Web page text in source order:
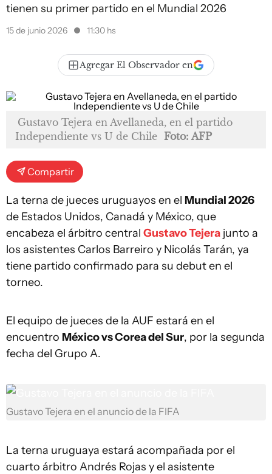
tienen su primer partido en el Mundial 2026
15 de junio 2026 11:30 hs
Agregar El Observador en
Gustavo Tejera en Avellaneda, en el partido
Independiente vs U de Chile Foto: AFP
Compartir
La terna de jueces uruguayos en el Mundial 2026
de Estados Unidos, Canadá y México, que
encabeza el árbitro central Gustavo Tejera junto a
los asistentes Carlos Barreiro y Nicolás Tarán, ya
tiene partido confirmado para su debut en el
torneo.
El equipo de jueces de la AUF estará en el
encuentro México vs Corea del Sur, por la segunda
fecha del Grupo A.
Gustavo Tejera en el anuncio de la FIFA
La terna uruguaya estará acompañada por el
cuarto árbitro Andrés Rojas y el asistente